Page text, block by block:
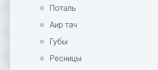
Поталь
Аир тач
Губы
Ресницы